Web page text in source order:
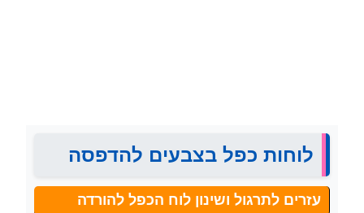
לוחות כפל בצבעים להדפסה
עזרים לתרגול ושינון לוח הכפל להורדה